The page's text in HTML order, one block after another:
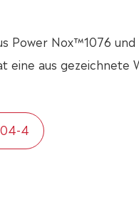
Power Nox™1076
eine aus gezeichnete
04-4